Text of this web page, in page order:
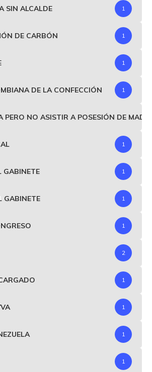
SIN ALCALDE 1
DE CARBÓN 1
1
DE LA CONFECCIÓN 1
PERO NO ASISTIR A POSESIÓN DE
1
GABINETE 1
GABINETE 1
1
2
1
1
1
1